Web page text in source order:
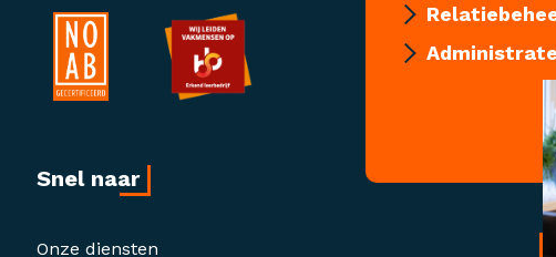
Snel naar
Onze diensten